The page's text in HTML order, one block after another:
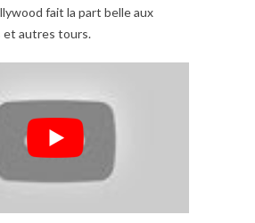
fait la part belle aux
et autres tours.